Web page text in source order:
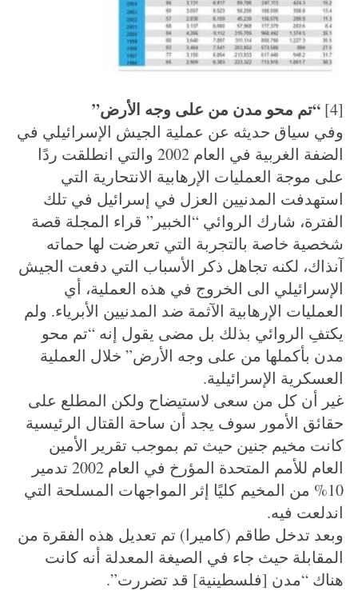
[4] “تم محو مدن من على وجه الأرض”
وفي سياق حديثه عن عملية الجيش الإسرائيلي في
الضفة الغربية في العام 2002 والتي انطلقت ردًا
على موجة العمليات الإرهابية الانتحارية التي
استهدفت المدنيين العزل في إسرائيل في تلك
الفترة، شارك الروائي “الخبير” قراء المجلة قصة
شخصية خاصة بالتجربة التي تعرضت لها حماته
آنذاك، لكنه تجاهل ذكر الأسباب التي دفعت الجيش
الإسرائيلي الى الخروج في هذه العملية، أي
العمليات الإرهابية الآثمة ضد المدنيين الأبرياء. ولم
يكتفِ الروائي بذلك بل مضى يقول إنه “تم محو
مدن بأكملها من على وجه الأرض” خلال العملية
العسكرية الإسرائيلية.
غير أن كل من سعى لاستيضاح ولكن المطلع على
حقائق الأمور سوف يجد أن ساحة القتال الرئيسية
كانت مخيم جنين حيث تم بموجب تقرير الأمين
العام للأمم المتحدة المؤرخ في العام 2002 تدمير
10% من المخيم كليًا إثر المواجهات المسلحة التي
اندلعت فيه.
وبعد تدخل طاقم (كاميرا) تم تعديل هذه الفقرة من
المقابلة حيث جاء في الصيغة المعدلة أنه كانت
هناك “مدن [فلسطينية] قد تضررت”.
S
e
a
r
h
f
o
r